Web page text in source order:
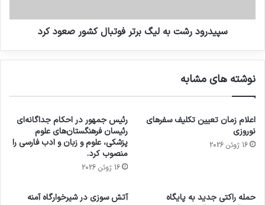
سپيدرود رشت به لیگ برتر فوتبال کشور صعود کرد
نوشته های مشابه
اعلام زمان تعیین تکلیف سفرهای
نوروزی
16 ژوئن 2026
رئیس جمهور در احکام جداگانه‌ای
رئیسان فرهنگستان‌های علوم
پزشکی، علوم و زبان و ادب فارسی را
منصوب کرد.
16 ژوئن 2026
حمله راکتی جدید به پایگاه
آتش سوزی در شیرخوارگاه آمنه